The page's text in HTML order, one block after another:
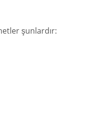
şunlardır: